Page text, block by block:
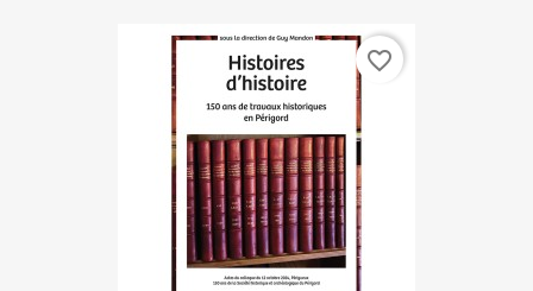
favorite_border